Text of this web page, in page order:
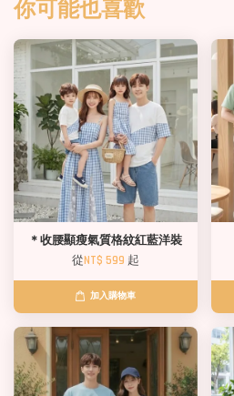
你可能也喜歡
＊收腰顯瘦氣質格紋紅藍洋裝
從NT$ 599 起
加入購物車